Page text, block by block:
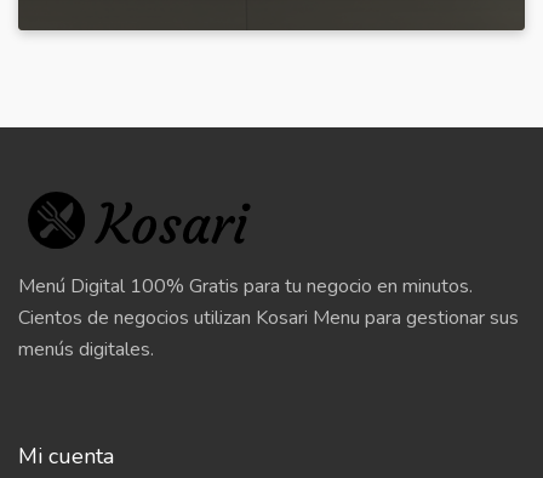
Menú Digital 100% Gratis para tu negocio en minutos.
Cientos de negocios utilizan Kosari Menu para gestionar sus
menús digitales.
Mi cuenta